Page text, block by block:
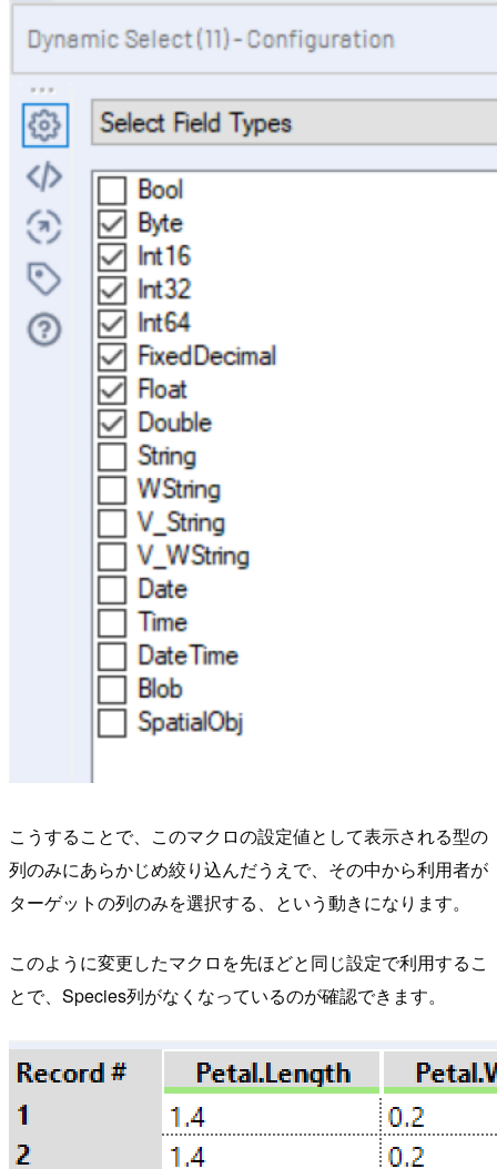
こうすることで、このマクロの設定値として表示される型の
列のみにあらかじめ絞り込んだうえで、その中から利用者が
ターゲットの列のみを選択する、という動きになります。
このように変更したマクロを先ほどと同じ設定で利用するこ
とで、Species列がなくなっているのが確認できます。